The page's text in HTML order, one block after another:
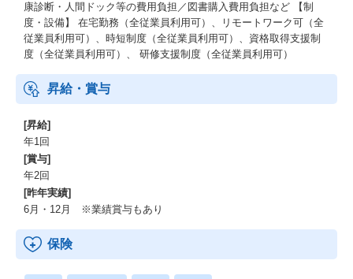
康診断・人間ドック等の費用負担／図書購入費用負担など 【制
度・設備】 在宅勤務（全従業員利用可）、リモートワーク可（全
従業員利用可）、時短制度（全従業員利用可）、資格取得支援制
度（全従業員利用可）、 研修支援制度（全従業員利用可）
昇給・賞与
[昇給]
年1回
[賞与]
年2回
[昨年実績]
6月・12月 ※業績賞与もあり
保険